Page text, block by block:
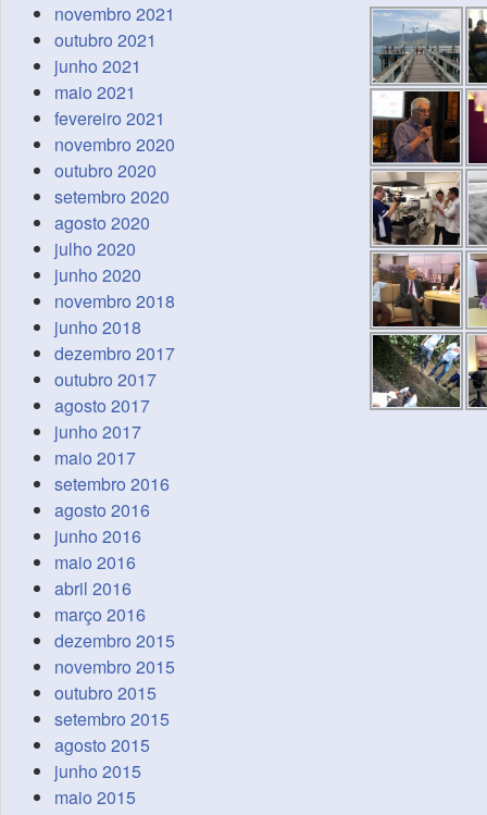
novembro 2021
outubro 2021
junho 2021
maio 2021
fevereiro 2021
novembro 2020
outubro 2020
setembro 2020
agosto 2020
julho 2020
junho 2020
novembro 2018
junho 2018
dezembro 2017
outubro 2017
agosto 2017
junho 2017
maio 2017
setembro 2016
agosto 2016
junho 2016
maio 2016
abril 2016
março 2016
dezembro 2015
novembro 2015
outubro 2015
setembro 2015
agosto 2015
junho 2015
maio 2015